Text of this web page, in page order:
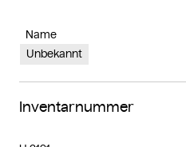
Name
Unbekannt
Inventarnummer